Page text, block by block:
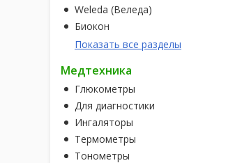
Weleda (Веледа)
Биокон
Показать все разделы
Медтехника
Глюкометры
Для диагностики
Ингаляторы
Термометры
Тонометры